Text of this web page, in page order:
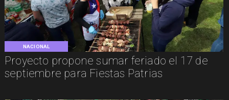
NACIONAL
Proyecto propone sumar feriado el 17 de
septiembre para Fiestas Patrias